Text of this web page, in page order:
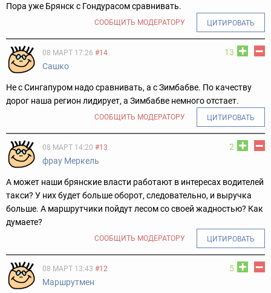
Пора уже Брянск с Гондурасом сравнивать.
СООБЩИТЬ МОДЕРАТОРУ ЦИТИРОВАТЬ
13
08 МАРТ 17:26 #14
Сашко
Не с Сингапуром надо сравнивать, а с Зимбабве. По качеству
дорог наша регион лидирует, а Зимбабве немного отстает.
СООБЩИТЬ МОДЕРАТОРУ ЦИТИРОВАТЬ
2
08 МАРТ 14:20 #13
фрау Меркель
А может наши брянские власти работают в интересах водителей
такси? У них будет больше оборот, следовательно, и выручка
больше. А маршрутчики пойдут лесом со своей жадностью? Как
думаете?
СООБЩИТЬ МОДЕРАТОРУ ЦИТИРОВАТЬ
5
08 МАРТ 13:43 #12
Маршрутмен